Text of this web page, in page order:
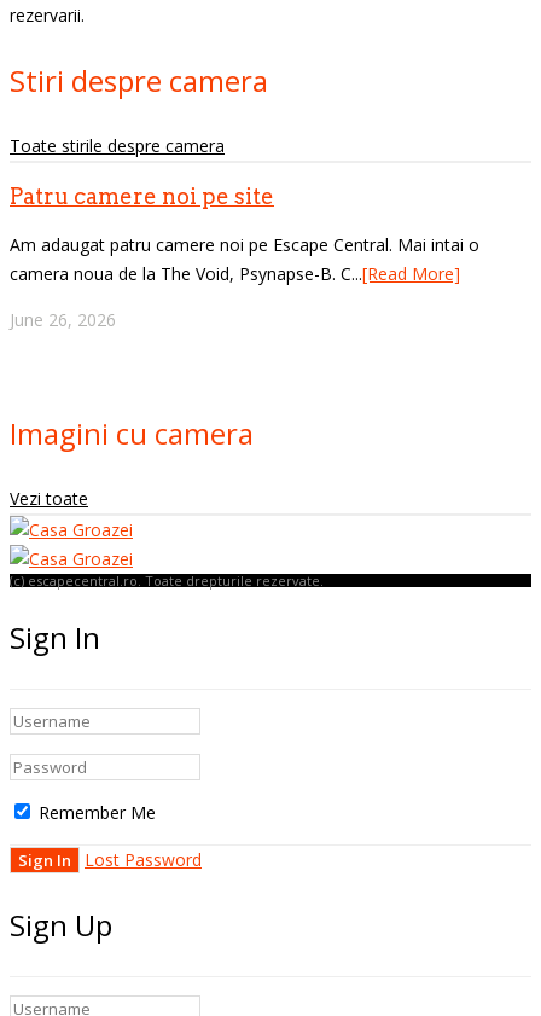
rezervarii.
Stiri despre camera
Toate stirile despre camera
Patru camere noi pe site
Am adaugat patru camere noi pe Escape Central. Mai intai o
camera noua de la The Void, Psynapse-B. C...[Read More]
June 26, 2026
Imagini cu camera
Vezi toate
(c) escapecentral.ro. Toate drepturile rezervate.
Sign In
Remember Me
Lost Password
Sign Up